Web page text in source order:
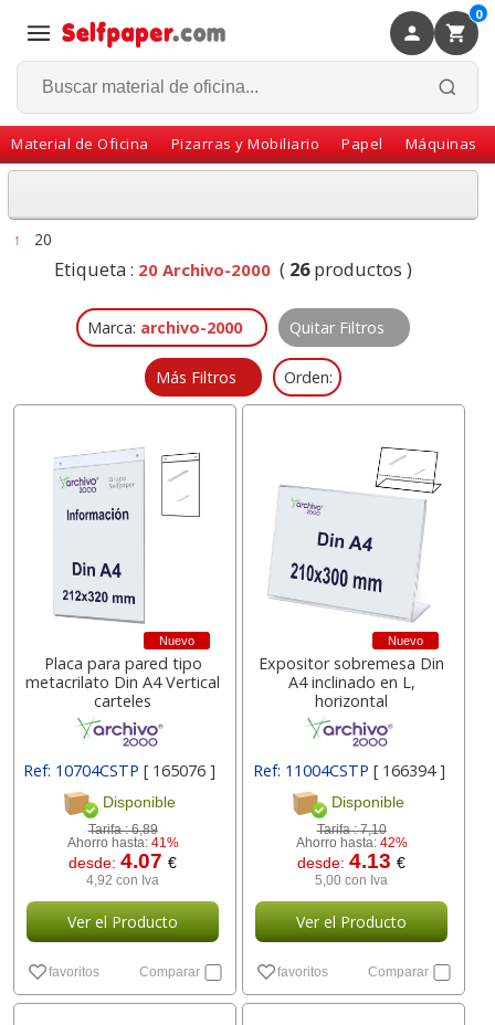
0
Material de Oficina Pizarras y Mobiliario Papel Máquinas
Volver
↑ 20
Etiqueta : 20 Archivo-2000 ( 26productos )
Marca: archivo-2000 Quitar Filtros
Más Filtros Orden:
Nuevo
Placa para pared tipo
metacrilato Din A4 Vertical
carteles
Ref: 10704CSTP[ 165076 ]
Disponible
Tarifa :6,89
Ahorro hasta: 41%
desde:4.07€
4,92 con Iva
Ver el Producto
favoritos Comparar
Nuevo
Expositor sobremesa Din
A4 inclinado en L,
horizontal
Ref: 11004CSTP [ 166394 ]
Disponible
Tarifa :7,10
Ahorro hasta: 42%
desde:4.13€
5,00 con Iva
Ver el Producto
favoritos Comparar